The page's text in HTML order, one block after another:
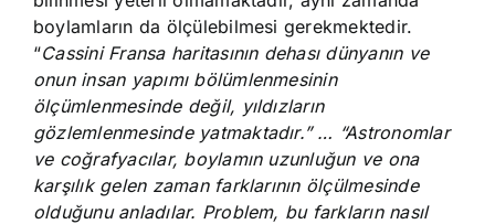
boylamların da ölçülebilmesi gerekmektedir.
“Cassini Fransa haritasının dehası dünyanın ve
onun insan yapımı bölümlenmesinin
ölçümlenmesinde değil, yıldızların
gözlemlenmesinde yatmaktadır.” … “Astronomlar
ve coğrafyacılar, boylamın uzunluğun ve ona
karşılık gelen zaman farklarının ölçülmesinde
olduğunu anladılar. Problem, bu farkların nasıl